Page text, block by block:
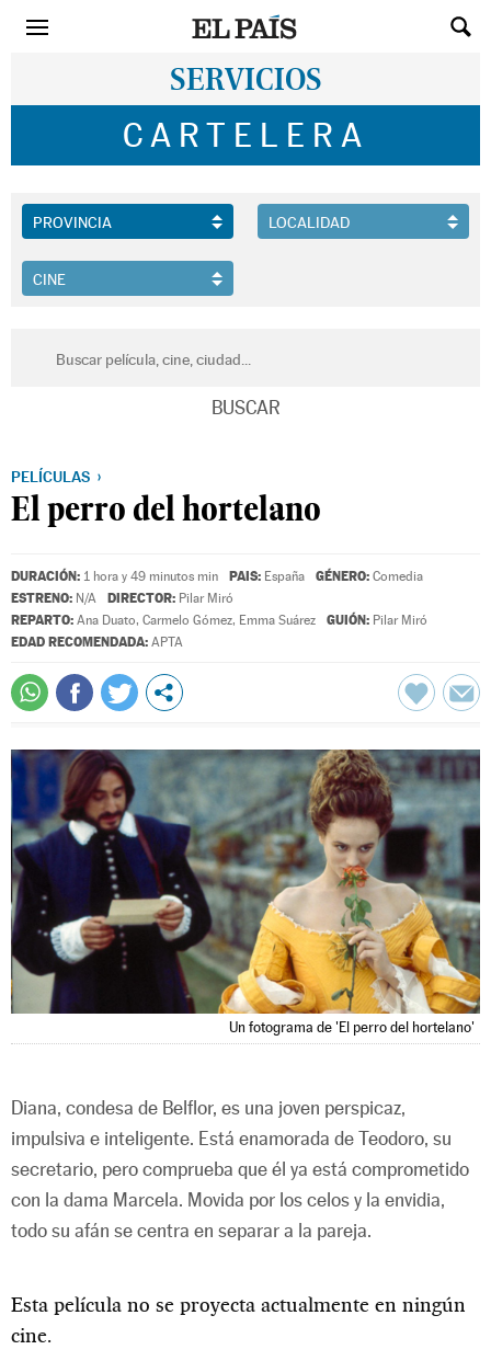
SERVICIOS
CARTELERA
PELÍCULAS
El perro del hortelano
DURACIÓN: 1 hora y 49 minutos min PAIS: España GÉNERO: Comedia
ESTRENO: N/A DIRECTOR: Pilar Miró
REPARTO: Ana Duato, Carmelo Gómez, Emma Suárez GUIÓN: Pilar Miró
EDAD RECOMENDADA: APTA
Un fotograma de 'El perro del hortelano'
Diana, condesa de Belflor, es una joven perspicaz,
impulsiva e inteligente. Está enamorada de Teodoro, su
secretario, pero comprueba que él ya está comprometido
con la dama Marcela. Movida por los celos y la envidia,
todo su afán se centra en separar a la pareja.
Esta película no se proyecta actualmente en ningún
cine.